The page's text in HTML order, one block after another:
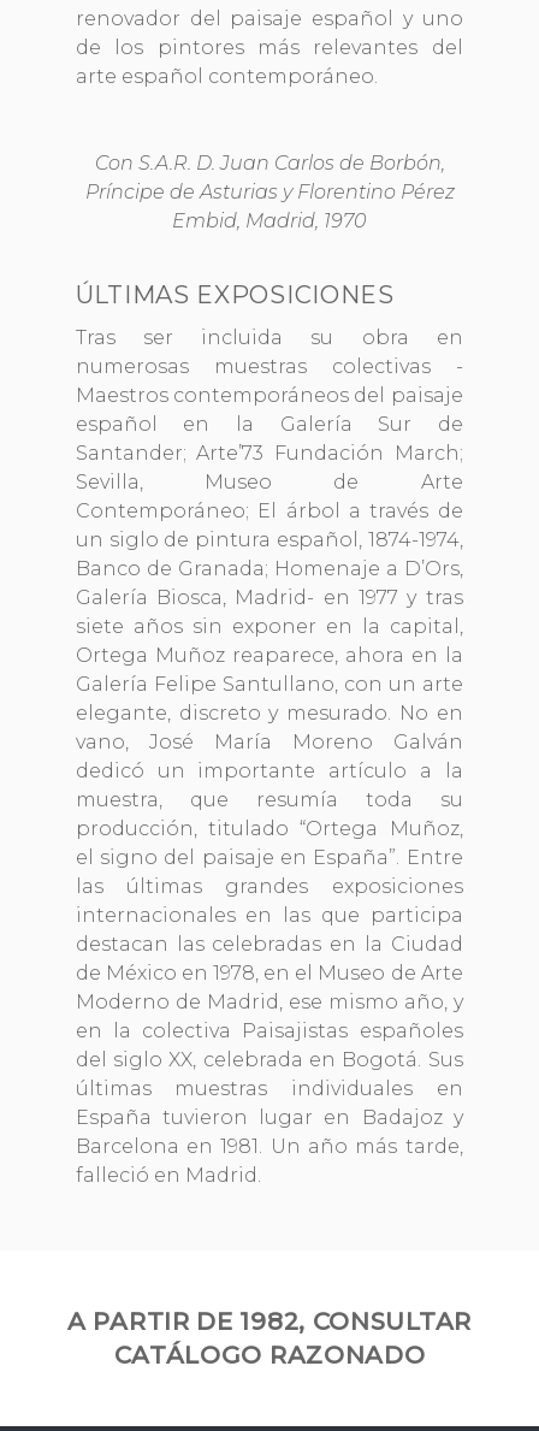
renovador del paisaje español y uno
de los pintores más relevantes del
arte español contemporáneo.
Con S.A.R. D. Juan Carlos de Borbón,
Príncipe de Asturias y Florentino Pérez
Embid, Madrid, 1970
ÚLTIMAS EXPOSICIONES
Tras ser incluida su obra en
numerosas muestras colectivas -
Maestros contemporáneos del paisaje
español en la Galería Sur de
Santander; Arte’73 Fundación March;
Sevilla, Museo de Arte
Contemporáneo; El árbol a través de
un siglo de pintura español, 1874-1974,
Banco de Granada; Homenaje a D’Ors,
Galería Biosca, Madrid- en 1977 y tras
siete años sin exponer en la capital,
Ortega Muñoz reaparece, ahora en la
Galería Felipe Santullano, con un arte
elegante, discreto y mesurado. No en
vano, José María Moreno Galván
dedicó un importante artículo a la
muestra, que resumía toda su
producción, titulado “Ortega Muñoz,
el signo del paisaje en España”. Entre
las últimas grandes exposiciones
internacionales en las que participa
destacan las celebradas en la Ciudad
de México en 1978, en el Museo de Arte
Moderno de Madrid, ese mismo año, y
en la colectiva Paisajistas españoles
del siglo XX, celebrada en Bogotá. Sus
últimas muestras individuales en
España tuvieron lugar en Badajoz y
Barcelona en 1981. Un año más tarde,
falleció en Madrid.
A PARTIR DE 1982, CONSULTAR
CATÁLOGO RAZONADO